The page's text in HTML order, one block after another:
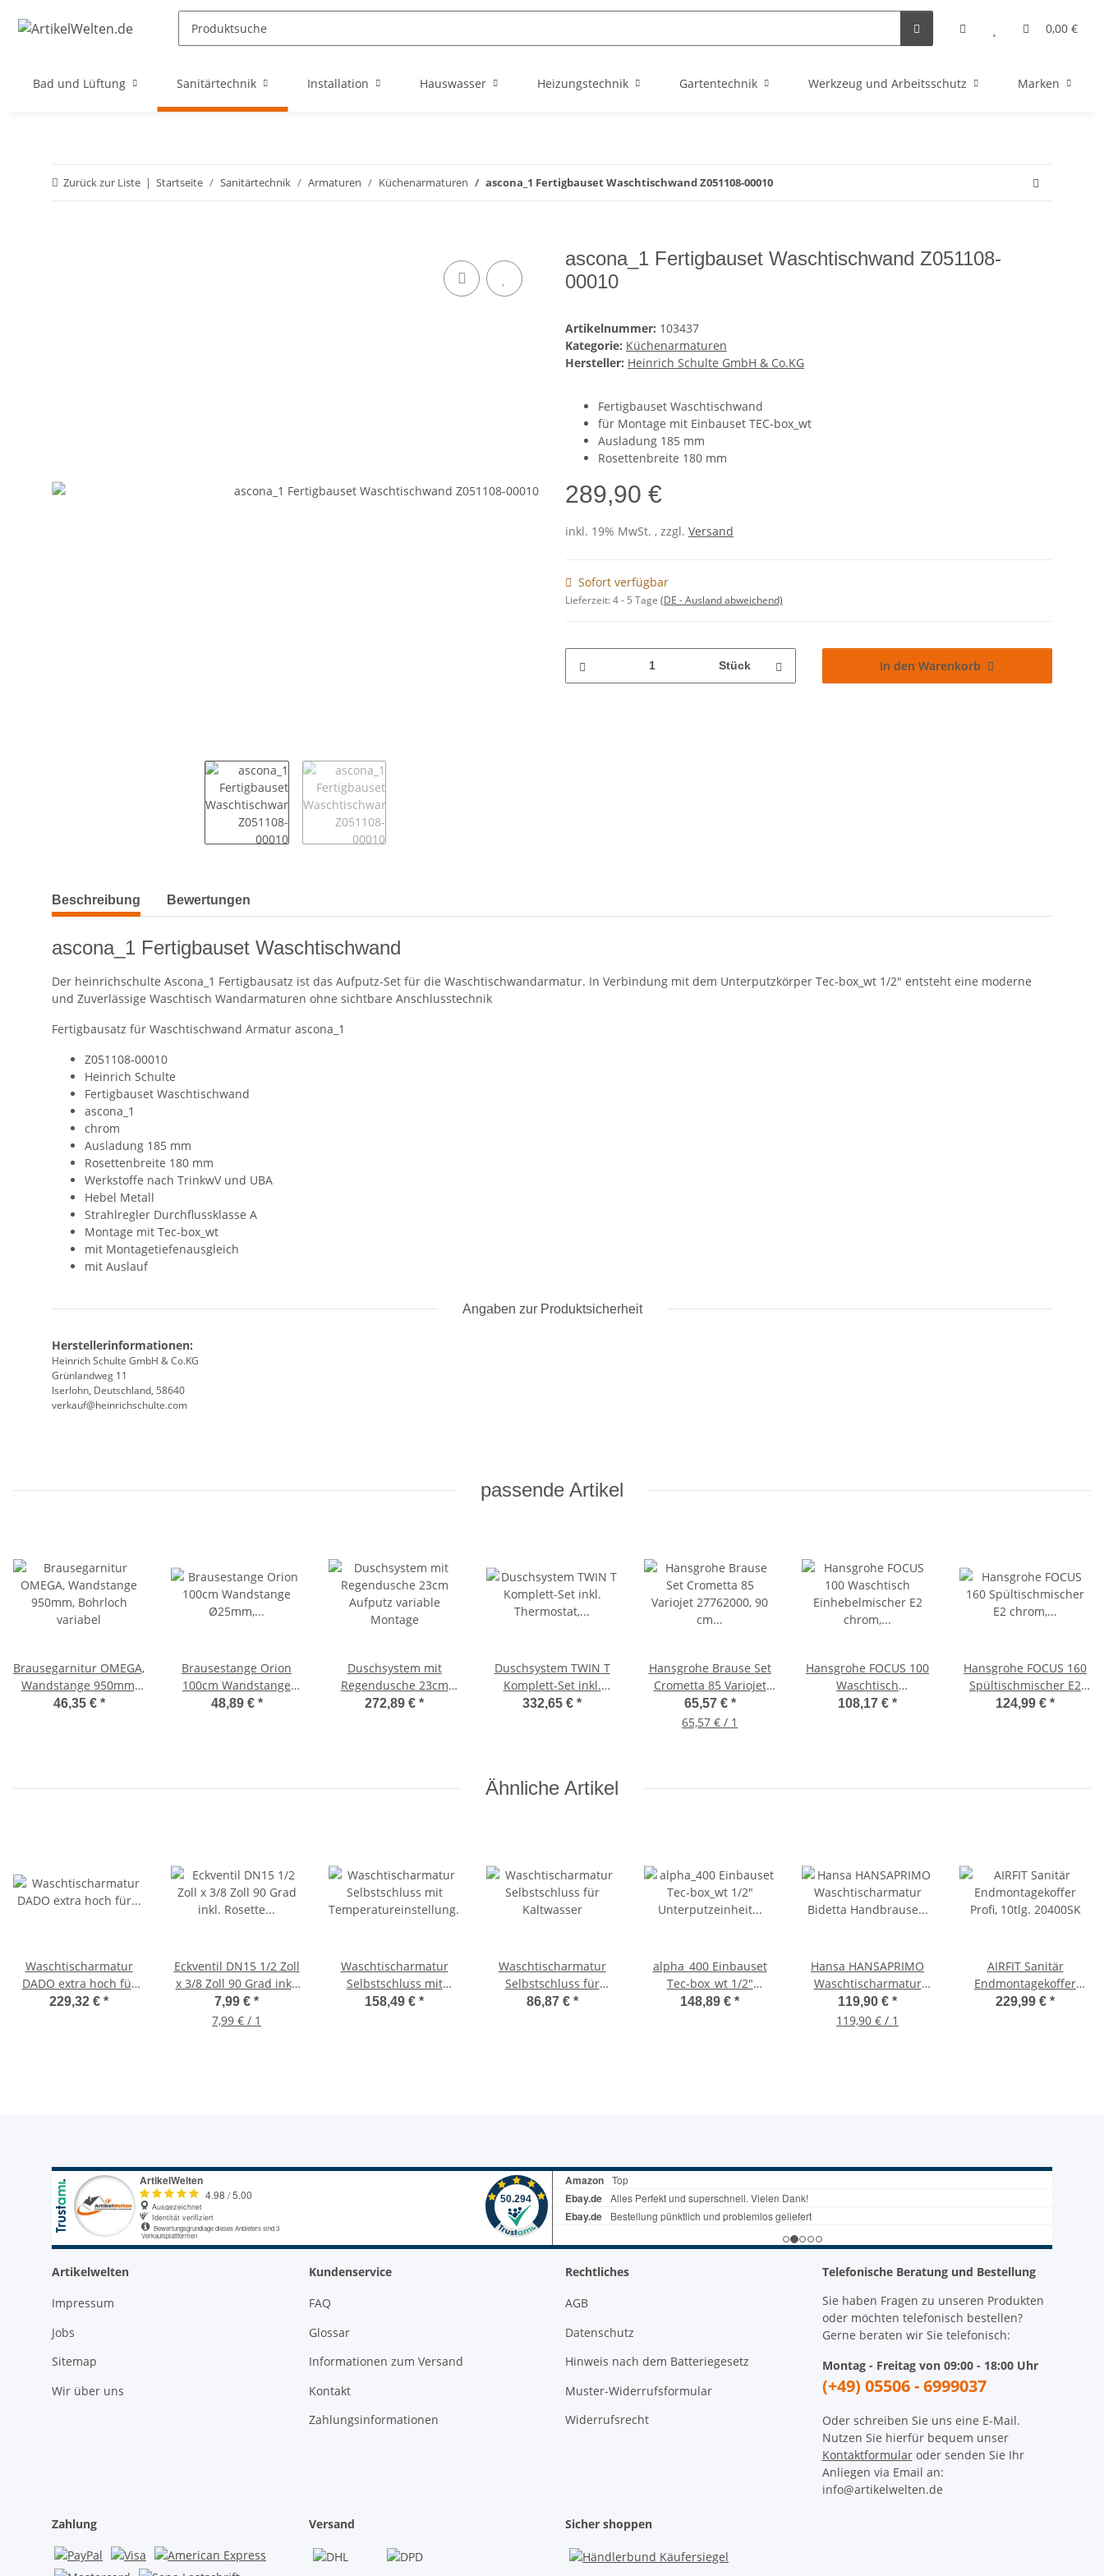
0,00 €
Bad und Lüftung Sanitärtechnik Installation Hauswasser Heizungstechnik Gartentechnik Werkzeug und Arbeitsschutz Marken
Zurück zur Liste Startseite Sanitärtechnik Armaturen Küchenarmaturen ascona_1 Fertigbauset Waschtischwand Z051108-00010
ascona_1 Fertigbauset Waschtischwand Z051108-
00010
Artikelnummer: 103437
Kategorie: Küchenarmaturen
Hersteller: Heinrich Schulte GmbH & Co.KG
Fertigbauset Waschtischwand
für Montage mit Einbauset TEC-box_wt
Ausladung 185 mm
Rosettenbreite 180 mm
289,90 €
inkl. 19% MwSt. , zzgl. Versand
Sofort verfügbar
Lieferzeit:4 - 5 Tage (DE - Ausland abweichend)
Stück In den Warenkorb
weitere Registerkarten anzeigen
Beschreibung Bewertungen
ascona_1 Fertigbauset Waschtischwand
Der heinrichschulte Ascona_1 Fertigbausatz ist das Aufputz-Set für die Waschtischwandarmatur. In Verbindung mit dem Unterputzkörper Tec-box_wt 1/2" entsteht eine moderne
und Zuverlässige Waschtisch Wandarmaturen ohne sichtbare Anschlusstechnik
Fertigbausatz für Waschtischwand Armatur ascona_1
Z051108-00010
Heinrich Schulte
Fertigbauset Waschtischwand
ascona_1
chrom
Ausladung 185 mm
Rosettenbreite 180 mm
Werkstoffe nach TrinkwV und UBA
Hebel Metall
Strahlregler Durchflussklasse A
Montage mit Tec-box_wt
mit Montagetiefenausgleich
mit Auslauf
Angaben zur Produktsicherheit
Herstellerinformationen:
Heinrich Schulte GmbH & Co.KG
Grünlandweg 11
Iserlohn, Deutschland, 58640
verkauf@heinrichschulte.com
passende Artikel
Brausegarnitur OMEGA,
Wandstange 950mm,
Bohrloch variabel
46,35 € *
Brausestange Orion
100cm Wandstange
Ø25mm, beidseitig
48,89 € *
Duschsystem mit
Regendusche 23cm
Aufputz variable
272,89 € *
Duschsystem TWIN T
Komplett-Set inkl.
Thermostat,
332,65 € *
Hansgrohe Brause Set
Crometta 85 Variojet
27762000, 90 cm
Brausestange Unica
65,57 € *
65,57 € / 1
Hansgrohe FOCUS 100
Waschtisch
Einhebelmischer E2
108,17 € *
Hansgrohe FOCUS 160
Spültischmischer E2
chrom, Küchenarmatur
124,99 € *
Ähnliche Artikel
Waschtischarmatur
DADO extra hoch für
Aufsatzwaschbecken
229,32 € *
Eckventil DN15 1/2 Zoll
x 3/8 Zoll 90 Grad inkl.
Rosette chrom
7,99 € *
7,99 € / 1
Waschtischarmatur
Selbstschluss mit
Temperatureinstellung
158,49 € *
Waschtischarmatur
Selbstschluss für
Kaltwasser
86,87 € *
alpha_400 Einbauset
Tec-box_wt 1/2"
Unterputzeinheit links,
148,89 € *
Hansa HANSAPRIMO
Waschtischarmatur
Bidetta Handbrause
49462203, DN15
119,90 € *
119,90 € / 1
AIRFIT Sanitär
Endmontagekoffer
Profi, 10tlg. 20400SK
229,99 € *
Artikelwelten
Impressum
Jobs
Sitemap
Wir über uns
Kundenservice
FAQ
Glossar
Informationen zum Versand
Kontakt
Zahlungsinformationen
Rechtliches
AGB
Datenschutz
Hinweis nach dem Batteriegesetz
Muster-Widerrufsformular
Widerrufsrecht
Telefonische Beratung und Bestellung
Sie haben Fragen zu unseren Produkten
oder möchten telefonisch bestellen?
Gerne beraten wir Sie telefonisch:
Montag - Freitag von 09:00 - 18:00 Uhr
(+49) 05506 - 6999037
Oder schreiben Sie uns eine E-Mail.
Nutzen Sie hierfür bequem unser
Kontaktformularoder senden Sie Ihr
Anliegen via Email an:
info@artikelwelten.de
Zahlung Versand Sicher shoppen